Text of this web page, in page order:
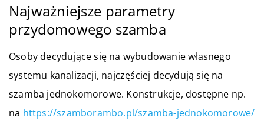
Najważniejsze parametry
przydomowego szamba
Osoby decydujące się na wybudowanie własnego
systemu kanalizacji, najczęściej decydują się na
szamba jednokomorowe. Konstrukcje, dostępne np.
na https://szamborambo.pl/szamba-jednokomorowe/